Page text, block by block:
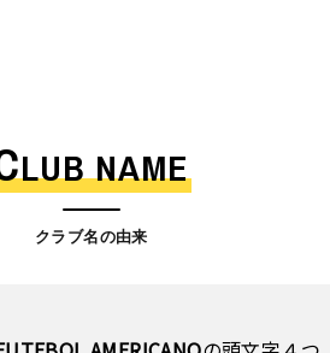
LUB NAME
クラブ名の由来